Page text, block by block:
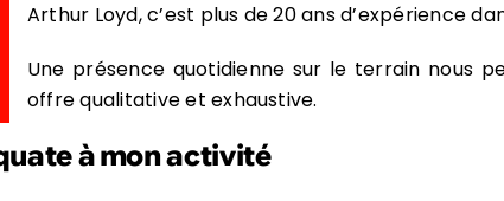
Arthur Loyd, c’est plus de 20 ans d’expérience
Une présence quotidienne sur le terrain nous
offre qualitative et exhaustive.
à mon activité